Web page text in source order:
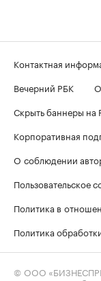
Контактная
Вечерний РБК
Скрыть баннеры на
Корпоративная
О соблюдении
Пользовательское
Политика в
Политика
© ООО